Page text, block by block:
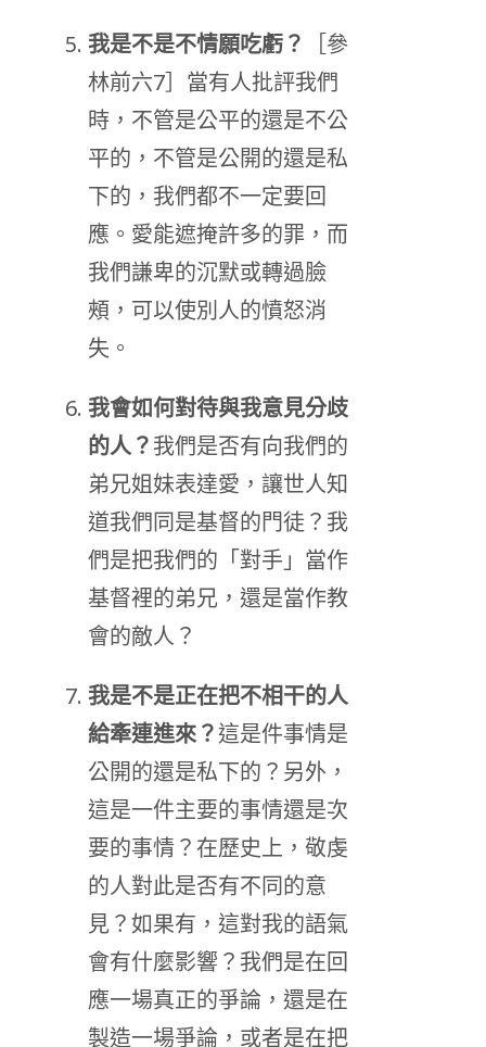
我是不是不情願吃虧？
［參
林前六7］當有人批評我們
時，不管是公平的還是不公
平的，不管是公開的還是私
下的，我們都不一定要回
應。愛能遮掩許多的罪，而
我們謙卑的沉默或轉過臉
頰，可以使別人的憤怒消
失。
我會如何對待與我意見分歧
的人？我們是否有向我們的
弟兄姐妹表達愛，讓世人知
道我們同是基督的門徒？我
們是把我們的「對手」當作
基督裡的弟兄，還是當作教
會的敵人？
我是不是正在把不相干的人
給牽連進來？這是件事情是
公開的還是私下的？另外，
這是一件主要的事情還是次
要的事情？在歷史上，敬虔
的人對此是否有不同的意
見？如果有，這對我的語氣
會有什麼影響？我們是在回
應一場真正的爭論，還是在
製造一場爭論，或者是在把